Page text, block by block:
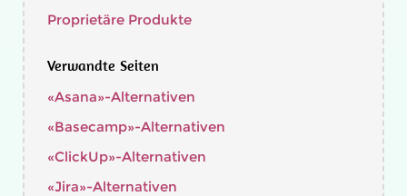
Proprietäre Produkte
Verwandte Seiten
«Asana»-Alternativen
«Basecamp»-Alternativen
«ClickUp»-Alternativen
«Jira»-Alternativen